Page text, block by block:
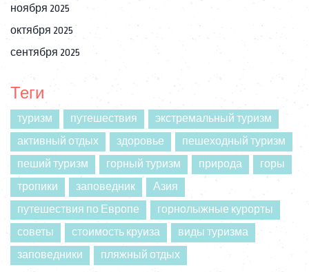
ноября 2025
октября 2025
сентября 2025
Теги
туризм путешествия
экстремальный туризм
активный отдых
здоровье
пешеходный туризм
пеший туризм
горный туризм природа
горы
тропики
заповедник
Азия
путешествия по Европе
горнолыжные курорты
советы
стоимость круиза
виды туризма
заповедники
пляжный отдых